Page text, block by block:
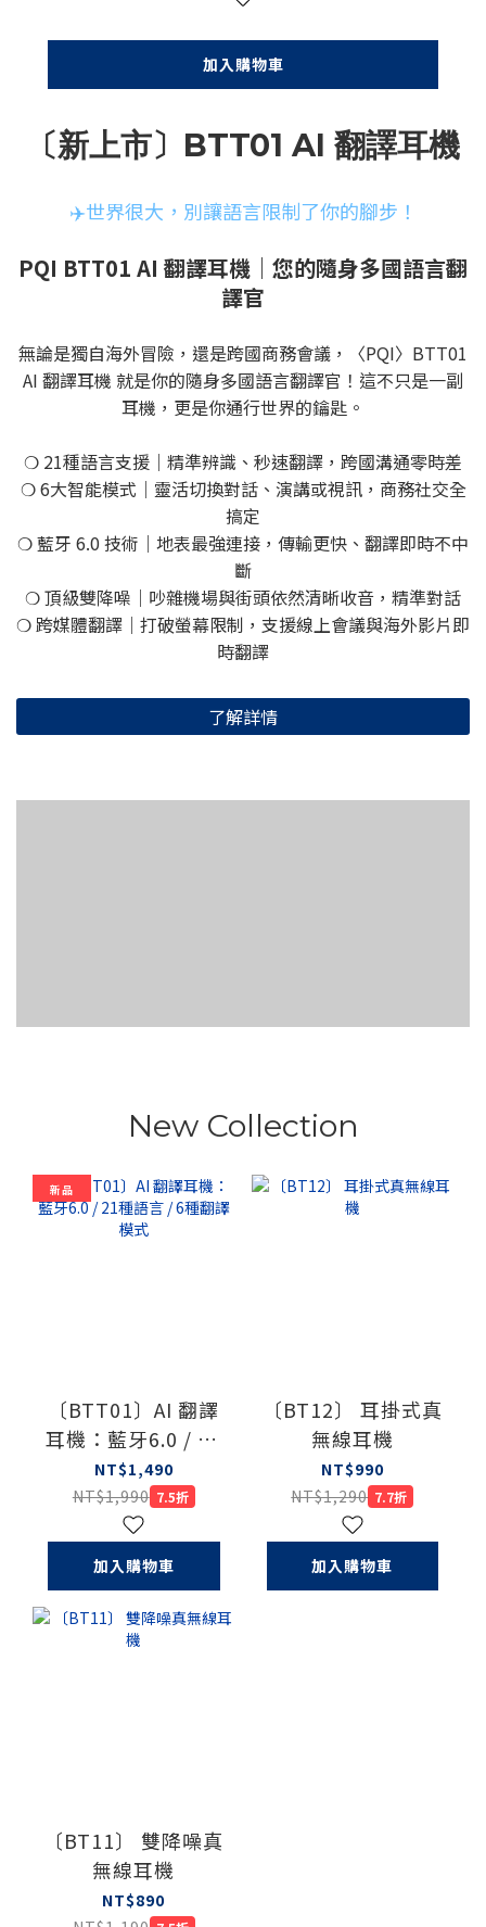
加入購物車
〔新上市〕BTT01 AI 翻譯耳機
✈️世界很大，別讓語言限制了你的腳步！
PQI BTT01 AI 翻譯耳機｜您的隨身多國語言翻
譯官
無論是獨自海外冒險，還是跨國商務會議，〈PQI〉BTT01
AI 翻譯耳機 就是你的隨身多國語言翻譯官！這不只是一副
耳機，更是你通行世界的鑰匙。
❍ 21種語言支援｜精準辨識、秒速翻譯，跨國溝通零時差
❍ 6大智能模式｜靈活切換對話、演講或視訊，商務社交全
搞定
❍ 藍牙 6.0 技術｜地表最強連接，傳輸更快、翻譯即時不中
斷
❍ 頂級雙降噪｜吵雜機場與街頭依然清晰收音，精準對話
❍ 跨媒體翻譯｜打破螢幕限制，支援線上會議與海外影片即
時翻譯
了解詳情
New Collection
新品
〔BTT01〕AI 翻譯
耳機：藍牙6.0 / 21
種語言 / 6種翻譯模
式
NT$1,490
NT$1,990 7.5折
加入購物車
〔BT12〕 耳掛式真
無線耳機
NT$990
NT$1,290 7.7折
加入購物車
〔BT11〕 雙降噪真
無線耳機
NT$890